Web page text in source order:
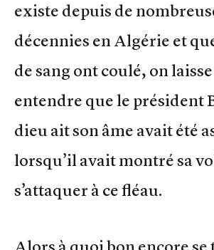
existe depuis de
décennies en Algérie et
de sang ont coulé, on
entendre que le président
dieu ait son âme avait été
lorsqu’il avait montré sa
s’attaquer à ce fléau.